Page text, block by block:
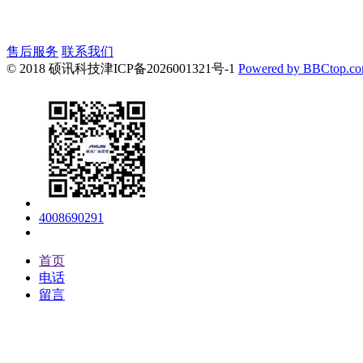
售后服务 联系我们
© 2018 硕讯科技津ICP备2026001321号-1 Powered by
4008690291
首页
电话
留言